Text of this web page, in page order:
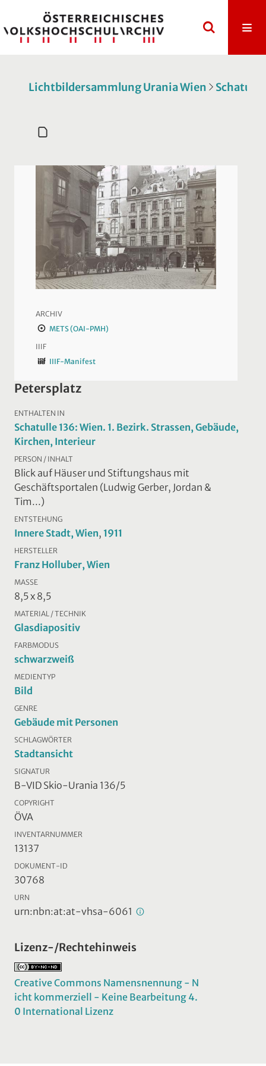
Lichtbildersammlung Urania Wien Schatulle
ARCHIV
METS (OAI-PMH)
IIIF
IIIF-Manifest
Petersplatz
ENTHALTEN IN
Schatulle 136: Wien. 1. Bezirk. Strassen, Gebäude,
Kirchen, Interieur
PERSON / INHALT
Blick auf Häuser und Stiftungshaus mit
Geschäftsportalen (Ludwig Gerber, Jordan &
Tim...)
ENTSTEHUNG
Innere Stadt, Wien, 1911
HERSTELLER
Franz Holluber, Wien
MASSE
8,5 x 8,5
MATERIAL / TECHNIK
Glasdiapositiv
FARBMODUS
schwarzweiß
MEDIENTYP
Bild
GENRE
Gebäude mit Personen
SCHLAGWÖRTER
Stadtansicht
SIGNATUR
B-VID Skio-Urania 136/5
COPYRIGHT
ÖVA
INVENTARNUMMER
13137
DOKUMENT-ID
30768
URN
urn:nbn:at:at-vhsa-6061
Lizenz-/Rechtehinweis
Creative Commons Namensnennung - N
icht kommerziell - Keine Bearbeitung 4.
0 International Lizenz